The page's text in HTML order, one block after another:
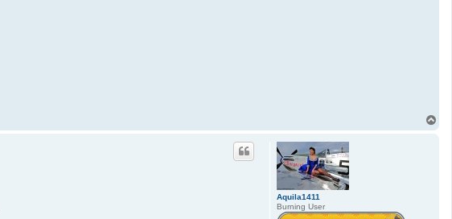
Aquila1411
Burning User